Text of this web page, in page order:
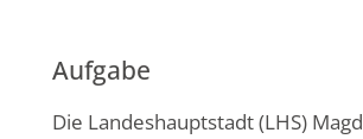
Aufgabe
Die Landeshauptstadt (LHS)